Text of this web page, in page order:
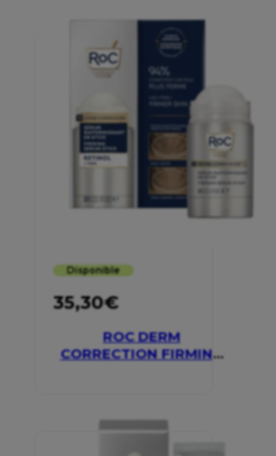
Disponible
35,30€
ROC DERM
CORRECTION FIRMING